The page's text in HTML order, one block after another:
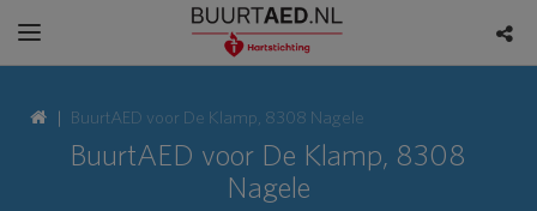
BuurtAED voor De Klamp, 8308 Nagele
BuurtAED voor De Klamp, 8308
Nagele